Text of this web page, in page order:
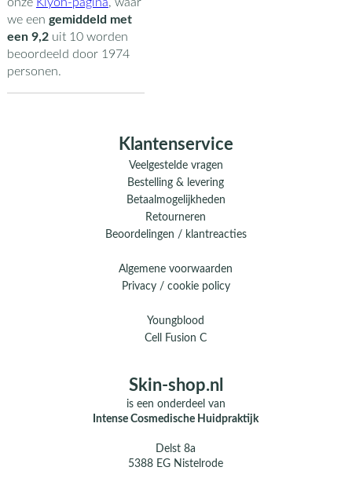
we een gemiddeld met
een 9,2uit 10worden
beoordeeld door 1974
personen.
Klantenservice
Veelgestelde vragen
Bestelling & levering
Betaalmogelijkheden
Retourneren
Beoordelingen / klantreacties
Algemene voorwaarden
Privacy / cookie policy
Youngblood
Cell Fusion C
Skin-shop.nl
is een onderdeel van
Intense Cosmedische Huidpraktijk
Delst 8a
5388 EG Nistelrode